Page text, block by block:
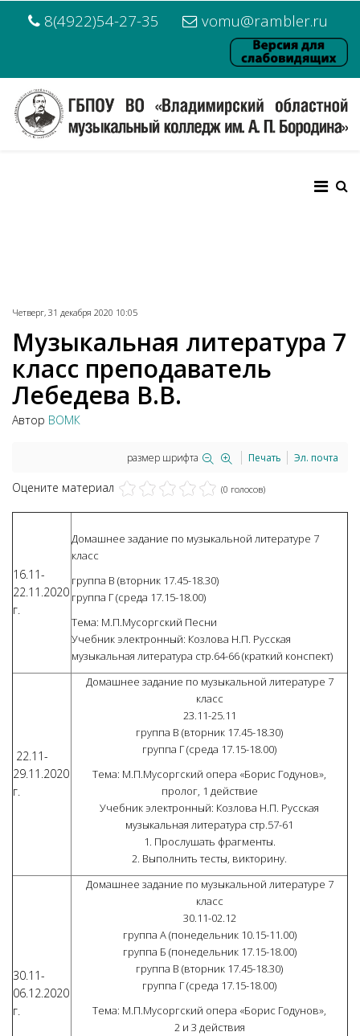
8(4922)54-27-35 vomu@rambler.ru
Четверг, 31 декабря 2020 10:05
Музыкальная литература 7
класс преподаватель
Лебедева В.В.
Автор ВОМК
размер шрифта Печать Эл. почта
Оцените материал (0 голосов)
16.11-
22.11.2020
г.
Домашнее задание по музыкальной литературе 7
класс
группа В (вторник 17.45-18.30)
группа Г (среда 17.15-18.00)
Тема: М.П.Мусоргский Песни
Учебник электронный: Козлова Н.П. Русская
музыкальная литература стр.64-66 (краткий конспект)
22.11-
29.11.2020
г.
Домашнее задание по музыкальной литературе 7
класс
23.11-25.11
группа В (вторник 17.45-18.30)
группа Г (среда 17.15-18.00)
Тема: М.П.Мусоргский опера «Борис Годунов»,
пролог, 1 действие
Учебник электронный: Козлова Н.П. Русская
музыкальная литература стр.57-61
1. Прослушать фрагменты.
2. Выполнить тесты, викторину.
30.11-
06.12.2020
г.
Домашнее задание по музыкальной литературе 7
класс
30.11-02.12
группа А (понедельник 10.15-11.00)
группа Б (понедельник 17.15-18.00)
группа В (вторник 17.45-18.30)
группа Г (среда 17.15-18.00)
Тема: М.П.Мусоргский опера «Борис Годунов»,
2 и 3 действия